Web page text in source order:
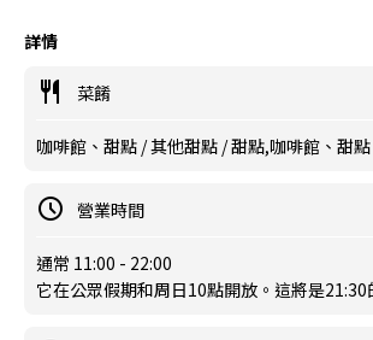
詳情
菜餚
咖啡館、甜點 / 其他甜點 / 甜點,咖啡館、甜點
營業時間
通常 11:00 - 22:00
它在公眾假期和周日10點開放。這將是21:30